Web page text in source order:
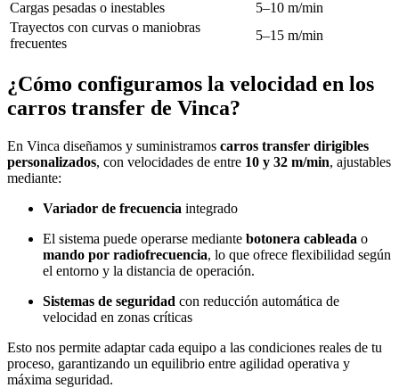
Cargas pesadas o inestables
5–10 m/min
Trayectos con curvas o maniobras
frecuentes
5–15 m/min
¿Cómo configuramos la velocidad en los
carros transfer de Vinca?
En Vinca diseñamos y suministramos carros transfer dirigibles
personalizados, con velocidades de entre 10 y 32 m/min, ajustables
mediante:
Variador de frecuencia integrado
El sistema puede operarse mediante botonera cableada o
mando por radiofrecuencia, lo que ofrece flexibilidad según
el entorno y la distancia de operación.
Sistemas de seguridad con reducción automática de
velocidad en zonas críticas
Esto nos permite adaptar cada equipo a las condiciones reales de tu
proceso, garantizando un equilibrio entre agilidad operativa y
máxima seguridad.